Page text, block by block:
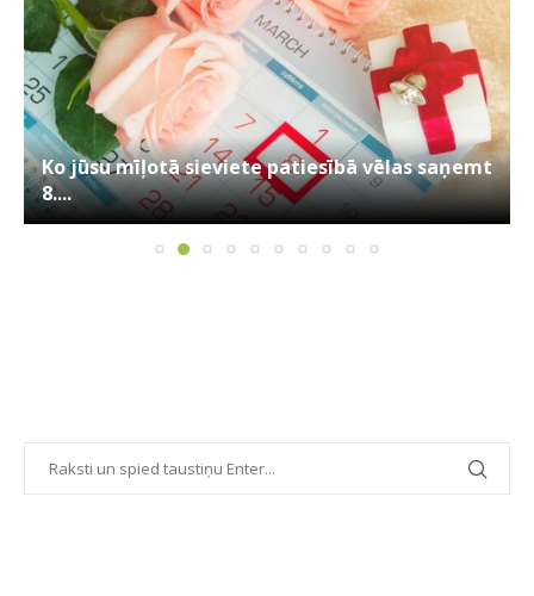
Ko jūsu mīļotā sieviete patiesībā vēlas saņemt
8....